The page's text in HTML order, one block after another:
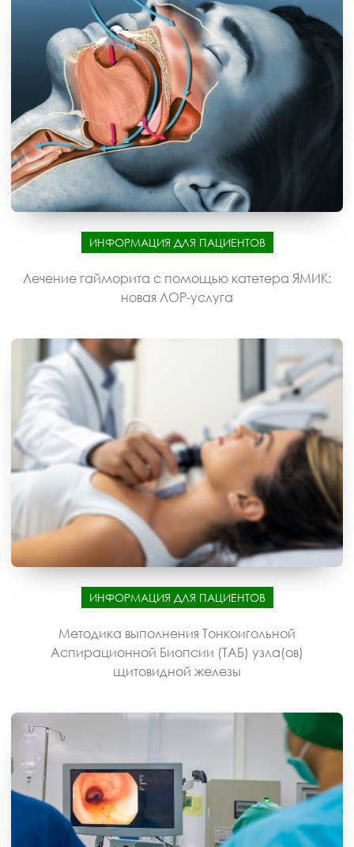
ИНФОРМАЦИЯ ДЛЯ ПАЦИЕНТОВ
Лечение гайморита с помощью катетера ЯМИК:
новая ЛОР-услуга
ИНФОРМАЦИЯ ДЛЯ ПАЦИЕНТОВ
Методика выполнения Тонкоигольной
Аспирационной Биопсии (ТАБ) узла(ов)
щитовидной железы